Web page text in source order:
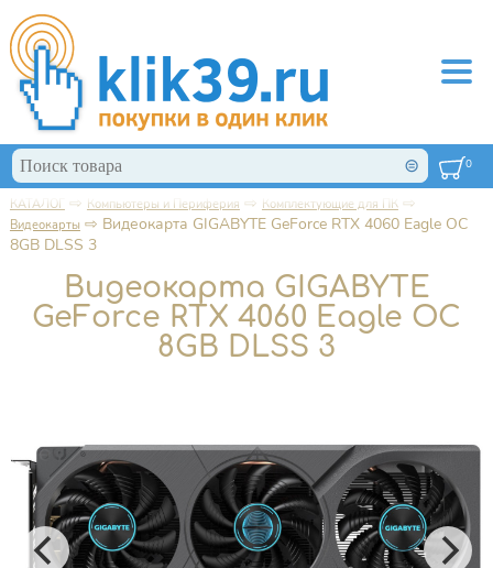
Перейти к основному содержанию
Форма поиска
Поиск 0
Вы здесь
КАТАЛОГ ⇨ Компьютеры и Периферия ⇨ Комплектующие для ПК⇨
Видеокарты ⇨ Видеокарта GIGABYTE GeForce RTX 4060 Eagle OC
8GB DLSS 3
Видеокарта GIGABYTE
GeForce RTX 4060 Eagle OC
8GB DLSS 3